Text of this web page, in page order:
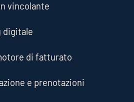
vincolante
digitale
di fatturato
e prenotazioni